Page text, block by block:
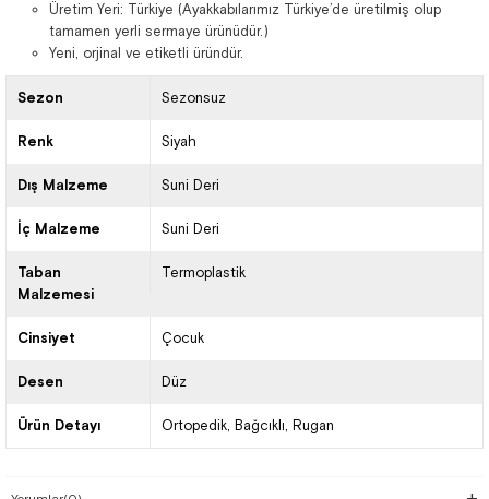
Üretim Yeri: Türkiye (Ayakkabılarımız Türkiye’de üretilmiş olup
tamamen yerli sermaye ürünüdür.)
Yeni, orjinal ve etiketli üründür.
Sezon Sezonsuz
Renk Siyah
Dış Malzeme Suni Deri
İç Malzeme Suni Deri
Taban
Malzemesi
Termoplastik
Cinsiyet Çocuk
Desen Düz
Ürün Detayı Ortopedik Bağcıklı Rugan